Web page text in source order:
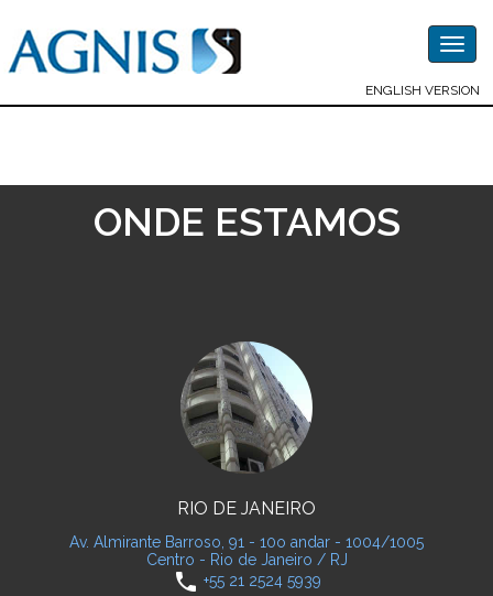
ENGLISH VERSION
ONDE ESTAMOS
RIO DE JANEIRO
Av. Almirante Barroso, 91 - 10o andar - 1004/1005
Centro - Rio de Janeiro / RJ
phone +55 21 2524 5939